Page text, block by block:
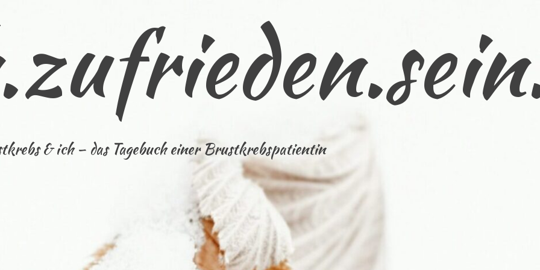
& ich – das Tagebuch einer Brustkrebspatientin